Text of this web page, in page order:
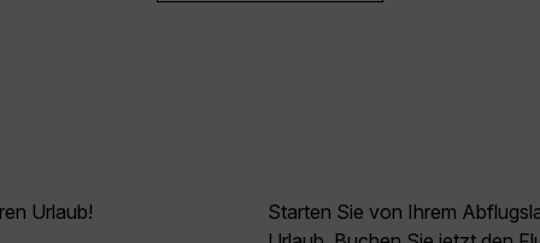
Urlaub!
Starten Sie von Ihrem